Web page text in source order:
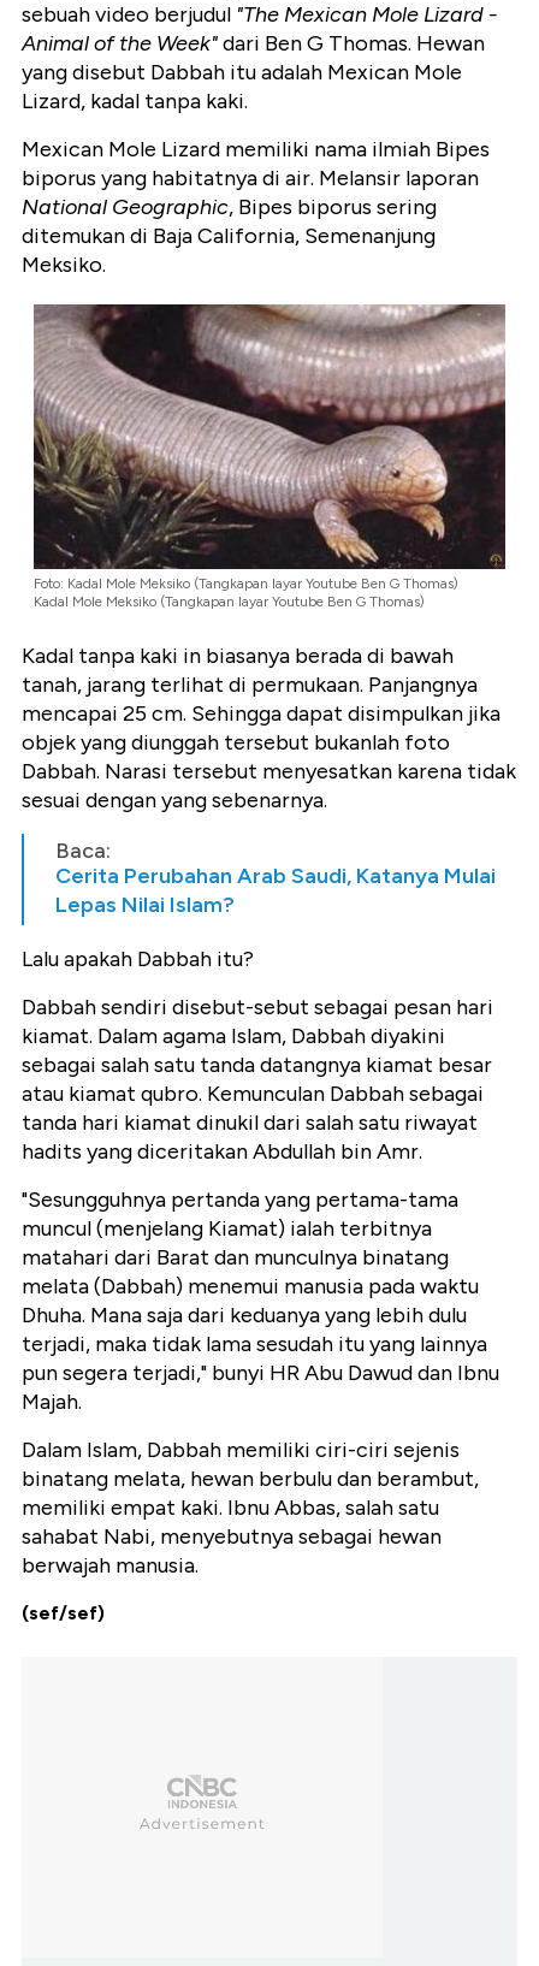
sebuah video berjudul "The Mexican Mole Lizard -
Animal of the Week"dari Ben G Thomas. Hewan
yang disebut Dabbah itu adalah Mexican Mole
Lizard, kadal tanpa kaki.
Mexican Mole Lizard memiliki nama ilmiah Bipes
biporus yang habitatnya di air. Melansir laporan
National Geographic, Bipes biporus sering
ditemukan di Baja California, Semenanjung
Meksiko.
Foto: Kadal Mole Meksiko (Tangkapan layar Youtube Ben G Thomas)
Kadal Mole Meksiko (Tangkapan layar Youtube Ben G Thomas)
Kadal tanpa kaki in biasanya berada di bawah
tanah, jarang terlihat di permukaan. Panjangnya
mencapai 25 cm. Sehingga dapat disimpulkan jika
objek yang diunggah tersebut bukanlah foto
Dabbah. Narasi tersebut menyesatkan karena tidak
sesuai dengan yang sebenarnya.
Baca:
Cerita Perubahan Arab Saudi, Katanya Mulai
Lepas Nilai Islam?
Lalu apakah Dabbah itu?
Dabbah sendiri disebut-sebut sebagai pesan hari
kiamat. Dalam agama Islam, Dabbah diyakini
sebagai salah satu tanda datangnya kiamat besar
atau kiamat qubro. Kemunculan Dabbah sebagai
tanda hari kiamat dinukil dari salah satu riwayat
hadits yang diceritakan Abdullah bin Amr.
"Sesungguhnya pertanda yang pertama-tama
muncul (menjelang Kiamat) ialah terbitnya
matahari dari Barat dan munculnya binatang
melata (Dabbah) menemui manusia pada waktu
Dhuha. Mana saja dari keduanya yang lebih dulu
terjadi, maka tidak lama sesudah itu yang lainnya
pun segera terjadi," bunyi HR Abu Dawud dan Ibnu
Majah.
Dalam Islam, Dabbah memiliki ciri-ciri sejenis
binatang melata, hewan berbulu dan berambut,
memiliki empat kaki. Ibnu Abbas, salah satu
sahabat Nabi, menyebutnya sebagai hewan
berwajah manusia.
(sef/sef)